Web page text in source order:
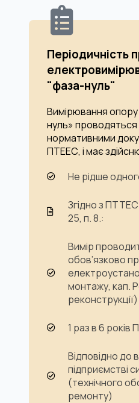
Періодичність
"фаза-нуль"
Вимірювання опору
нуль» проводяться
нормативними
ПТЕЕС, і має
Не рідше
Згідно з
25, п. 8.:
Вимір
обов’язково
монтажу, кап.
реконструкції)
1 раз в 6 років
Відповідно до
підприємстві
(технічного
ремонту)